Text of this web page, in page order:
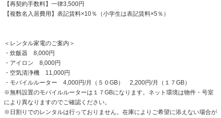
【再契約手数料】一律3,500円
【複数名入居費用】表記賃料×10％（小学生は表記賃料×5％）
＜レンタル家電のご案内＞
・炊飯器 8,000円
・アイロン 8,000円
・空気清浄機 11,000円
・モバイルルーター 4,000円/月（５０GB） 2,200円/月（１７GB）
※無料設置のモバイルルーターは１７GBになります。ネット環境は物件・号室
により異なりますのでご確認ください。
※日割りでのレンタルは行っておりません。在庫によりご希望に添えない場合が